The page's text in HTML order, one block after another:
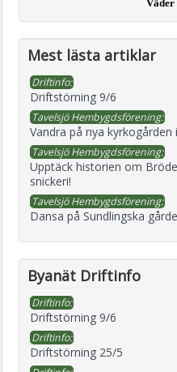
Väder
Mest lästa artiklar
Driftinfo:
Driftstörning 9/6
Tavelsjö Hembygdsförening:
Vandra på nya
Tavelsjö Hembygdsförening:
Upptäck historien om
snickeri!
Tavelsjö Hembygdsförening:
Dansa på Sundlingska
Byanät Driftinfo
Driftinfo:
Driftstörning 9/6
Driftinfo:
Driftstörning 25/5